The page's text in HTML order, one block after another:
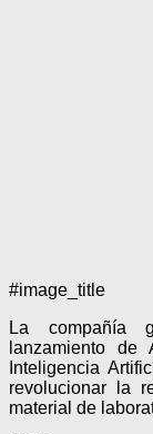
#image_title
La compañía
lanzamiento de
Inteligencia
revolucionar la
material de